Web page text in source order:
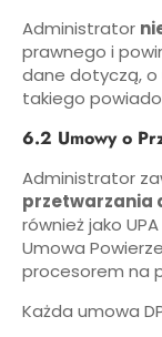
Administrator
prawnego i
dane dotyczą, o
takiego
6.2 Umowy o
Administrator
przetwarzania
również jako
Umowa
procesorem na
Każda umowa